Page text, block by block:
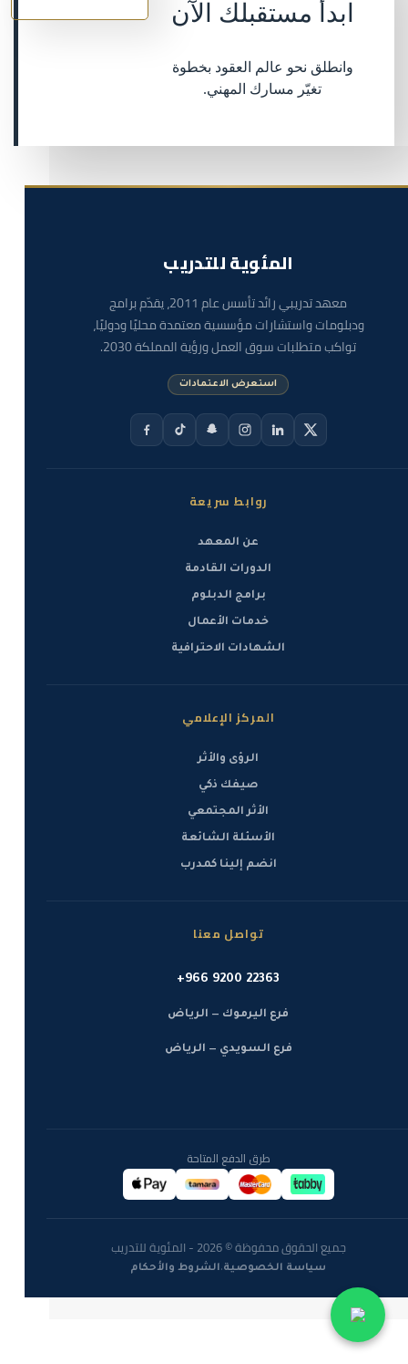
ابدأ مستقبلك الآن
وانطلق نحو عالم العقود بخطوة
تغيّر مسارك المهني.
المئوية للتدريب
معهد تدريبي رائد تأسس عام 2011، يقدّم برامج
ودبلومات واستشارات مؤسسية معتمدة محليًا ودوليًا،
تواكب متطلبات سوق العمل ورؤية المملكة 2030.
استعرض الاعتمادات
روابط سريعة
عن المعهد
الدورات القادمة
برامج الدبلوم
خدمات الأعمال
الشهادات الاحترافية
المركز الإعلامي
الرؤى والأثر
صيفك ذكي
الأثر المجتمعي
الأسئلة الشائعة
انضم إلينا كمدرب
تواصل معنا
+966 9200 22363
فرع اليرموك — الرياض
فرع السويدي — الرياض
طرق الدفع المتاحة
جميع الحقوق محفوظة © 2026 - المئوية للتدريب
سياسة الخصوصية·الشروط والأحكام